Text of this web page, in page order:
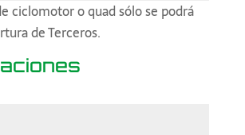
ciclomotor o quad sólo se podrá
de Terceros.